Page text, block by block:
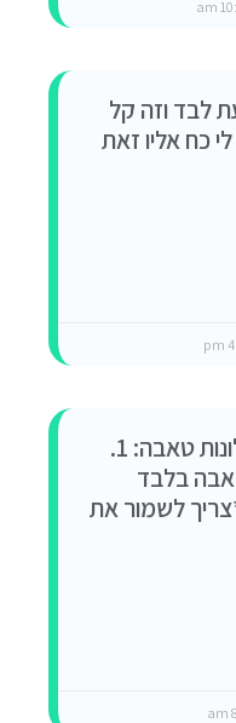
לבד וזה קל
כח אליו זאת
לידיעת כל מי שמתארח במלונות טאבה: 1.
בלבד
לאדם. *צריך לשמור את